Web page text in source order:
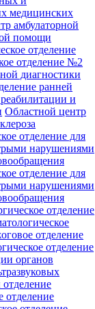
медицинских
амбулаторной
помощи
отделение
отделение №2
диагностики
ранней
и
Областной центр
отделение для
нарушениями
отделение для
нарушениями
отделение
отделение
отделение
органов
отделение